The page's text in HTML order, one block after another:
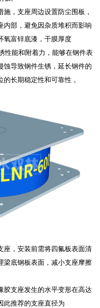
，支座周边设置防尘围板，
内部，避免因杂质堆积而影响
氧富锌底漆，干膜厚度
性能和附着力，能够在钢件表
蚀导致钢件生锈，延长钢件的
长期稳定性和可靠性 。
座，安装前需将四氟板表面清
梁底钢板表面，减小支座摩擦
胶支座发生的水平变形在高达
此推荐的支座直径为